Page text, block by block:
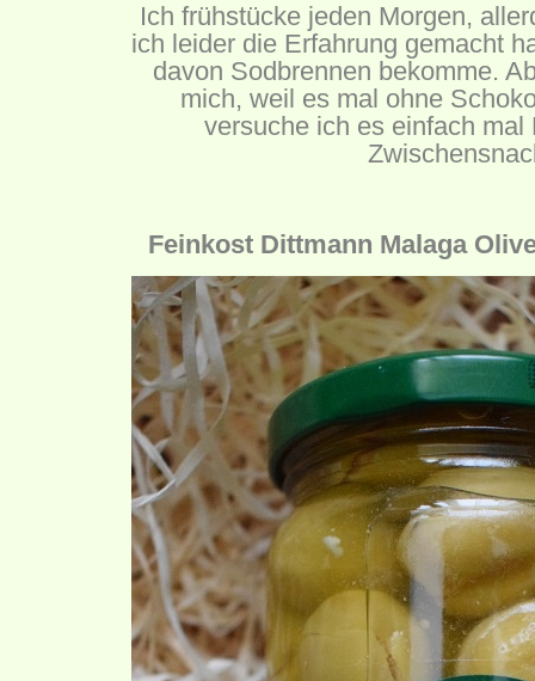
Ich frühstücke jeden Morgen,
ich leider die Erfahrung gemacht
davon Sodbrennen bekomme.
mich, weil es mal ohne
versuche ich es einfach mal
Feinkost Dittmann Malaga